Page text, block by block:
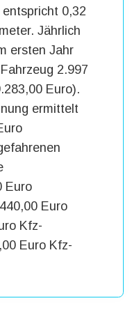
0,32
Jährlich
ersten Jahr
2.997
Euro).
ermittelt
Euro
Euro
Kfz-
Euro Kfz-